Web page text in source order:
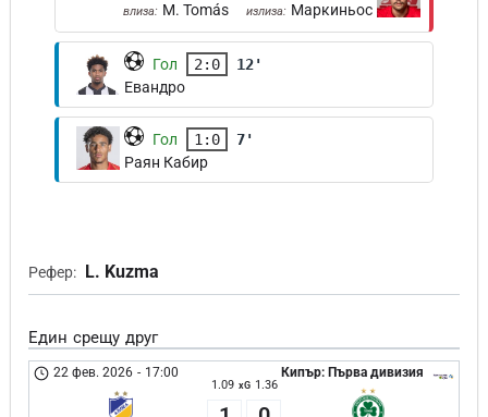
влиза: M. Tomás излиза: Маркиньос
Гол 2:0
12'
Евандро
Гол 1:0
7'
Раян Кабир
Рефер: L. Kuzma
Един срещу друг
Кипър: Първа дивизия
22 фев. 2026 - 17:00
1.09 xG 1.36